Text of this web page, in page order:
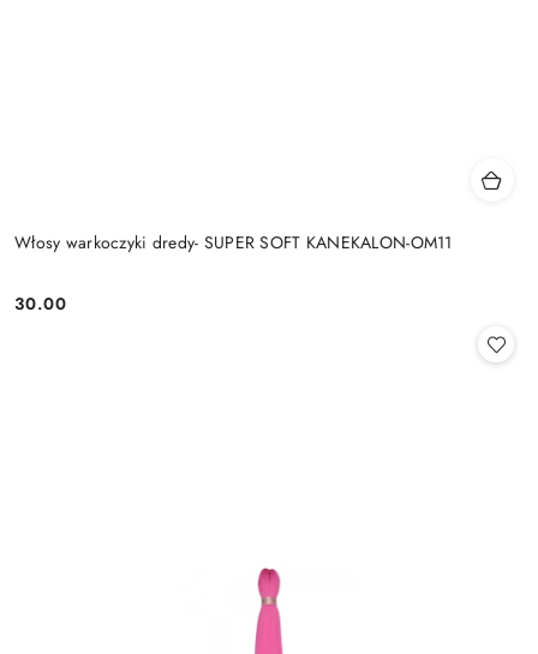
Włosy warkoczyki dredy- SUPER SOFT KANEKALON-OM11
Cena:
30.00